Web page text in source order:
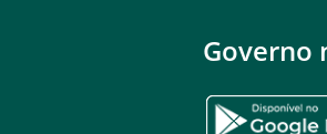
Governo